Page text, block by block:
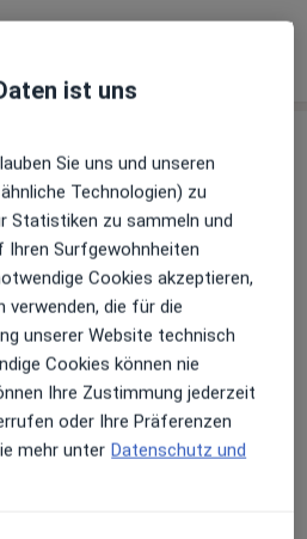
ist uns
Sie uns und unseren
Technologien) zu
Statistiken zu sammeln und
Ihren Surfgewohnheiten
Cookies akzeptieren,
verwenden, die für die
unserer Website technisch
Cookies können nie
Ihre Zustimmung jederzeit
oder Ihre Präferenzen
mehr unter Datenschutz und